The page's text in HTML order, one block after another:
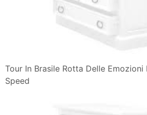
Tour In Brasile Rotta Delle
Speed